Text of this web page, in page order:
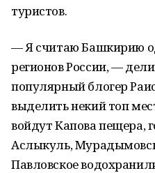
туристов.
— Я считаю Башкирию
регионов России, —
популярный блогер
выделить некий топ
войдут Капова пещера,
Аслыкуль,
Павловское